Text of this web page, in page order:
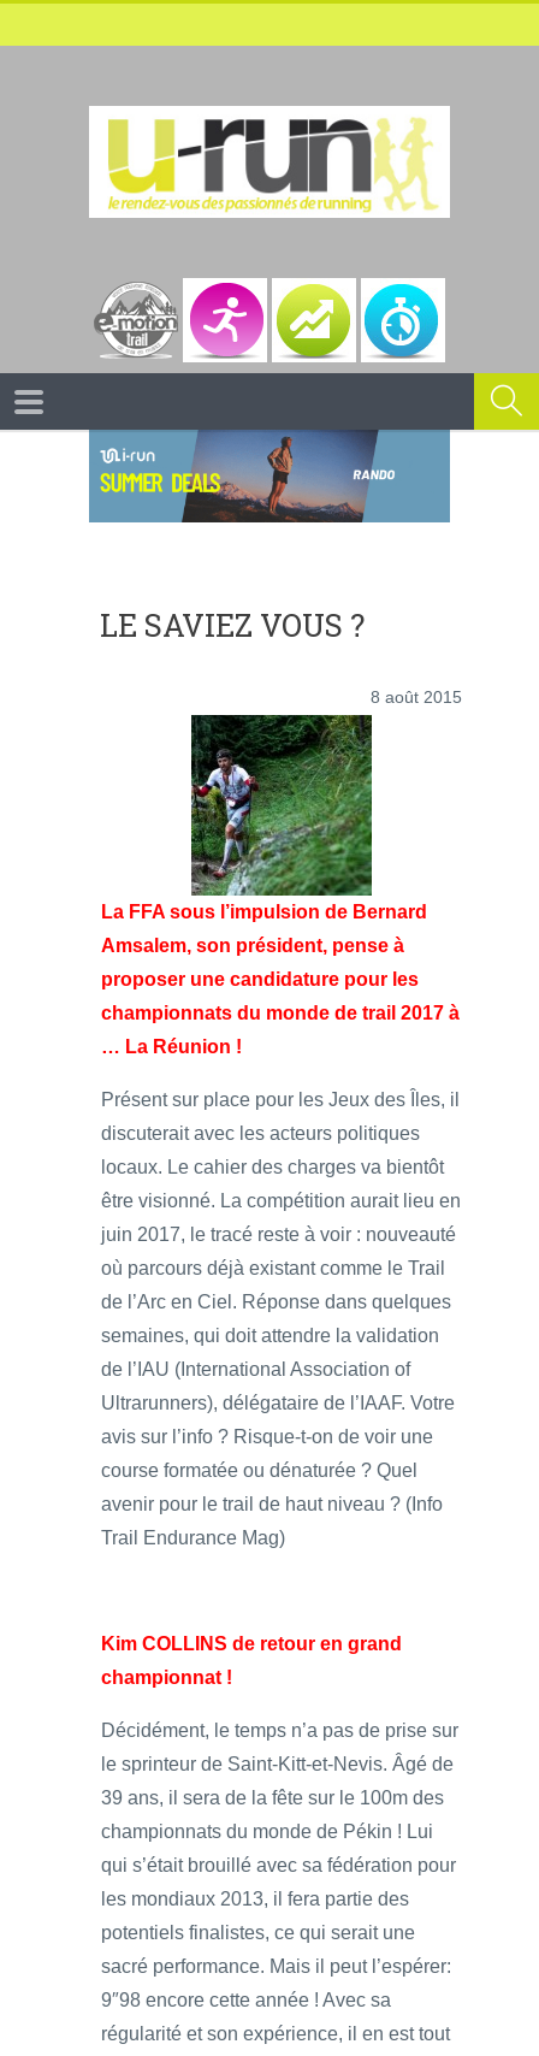
LE SAVIEZ VOUS ?
8 août 2015
La FFA sous l’impulsion de Bernard
Amsalem, son président, pense à
proposer une candidature pour les
championnats du monde de trail 2017 à
… La Réunion !
Présent sur place pour les Jeux des Îles, il
discuterait avec les acteurs politiques
locaux. Le cahier des charges va bientôt
être visionné. La compétition aurait lieu en
juin 2017, le tracé reste à voir : nouveauté
où parcours déjà existant comme le Trail
de l’Arc en Ciel. Réponse dans quelques
semaines, qui doit attendre la validation
de l’IAU (International Association of
Ultrarunners), délégataire de l’IAAF. Votre
avis sur l’info ? Risque-t-on de voir une
course formatée ou dénaturée ? Quel
avenir pour le trail de haut niveau ? (Info
Trail Endurance Mag)
Kim COLLINS de retour en grand
championnat !
Décidément, le temps n’a pas de prise sur
le sprinteur de Saint-Kitt-et-Nevis. Âgé de
39 ans, il sera de la fête sur le 100m des
championnats du monde de Pékin ! Lui
qui s’était brouillé avec sa fédération pour
les mondiaux 2013, il fera partie des
potentiels finalistes, ce qui serait une
sacré performance. Mais il peut l’espérer:
9″98 encore cette année ! Avec sa
régularité et son expérience, il en est tout